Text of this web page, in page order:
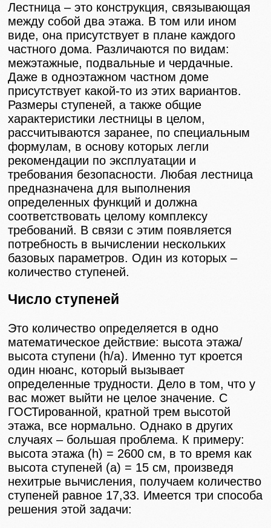
Лестница – это конструкция, связывающая
между собой два этажа. В том или ином
виде, она присутствует в плане каждого
частного дома. Различаются по видам:
межэтажные, подвальные и чердачные.
Даже в одноэтажном частном доме
присутствует какой-то из этих вариантов.
Размеры ступеней, а также общие
характеристики лестницы в целом,
рассчитываются заранее, по специальным
формулам, в основу которых легли
рекомендации по эксплуатации и
требования безопасности. Любая лестница
предназначена для выполнения
определенных функций и должна
соответствовать целому комплексу
требований. В связи с этим появляется
потребность в вычислении нескольких
базовых параметров. Один из которых –
количество ступеней.
Число ступеней
Это количество определяется в одно
математическое действие: высота этажа/
высота ступени (h/a). Именно тут кроется
один нюанс, который вызывает
определенные трудности. Дело в том, что у
вас может выйти не целое значение. С
ГОСТированной, кратной трем высотой
этажа, все нормально. Однако в других
случаях – большая проблема. К примеру:
высота этажа (h) = 2600 см, в то время как
высота ступеней (а) = 15 см, произведя
нехитрые вычисления, получаем количество
ступеней равное 17,33. Имеется три способа
решения этой задачи: